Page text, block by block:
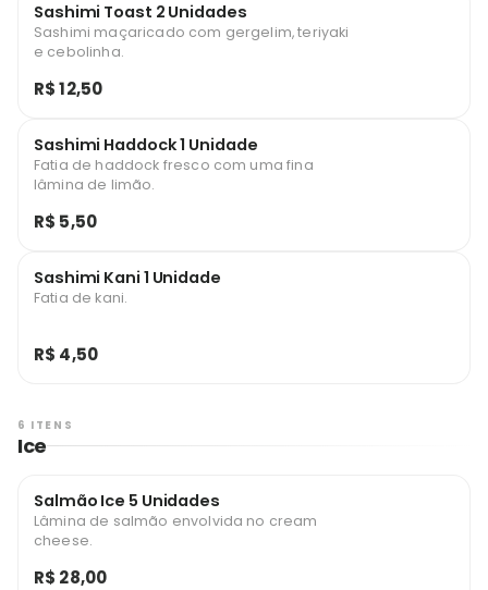
Sashimi Toast 2 Unidades
Sashimi maçaricado com gergelim, teriyaki
e cebolinha.
R$ 12,50
Sashimi Haddock 1 Unidade
Fatia de haddock fresco com uma fina
lâmina de limão.
R$ 5,50
Sashimi Kani 1 Unidade
Fatia de kani.
R$ 4,50
6 ITENS
Ice
Salmão Ice 5 Unidades
Lâmina de salmão envolvida no cream
cheese.
R$ 28,00